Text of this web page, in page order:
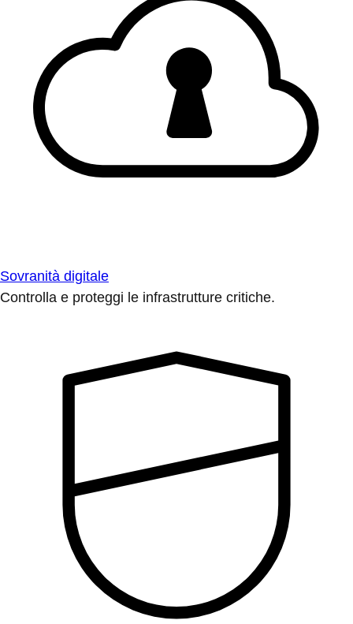
Sovranità digitale
Controlla e proteggi le infrastrutture critiche.